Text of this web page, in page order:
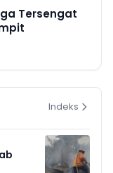
Tersengat
Indeks